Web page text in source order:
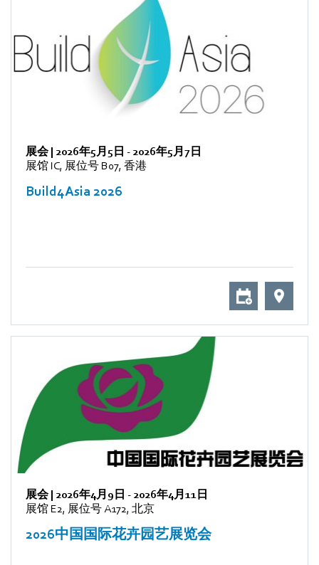
展会| 2026年5月5日 - 2026年5月7日
展馆 IC, 展位号 B07, 香港
Build4Asia 2026
展会| 2026年4月9日 - 2026年4月11日
展馆 E2, 展位号 A172, 北京
2026中国国际花卉园艺展览会